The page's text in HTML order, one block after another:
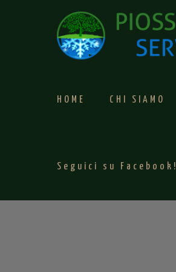
HOME CHI SIAMO
Seguici su Facebook!